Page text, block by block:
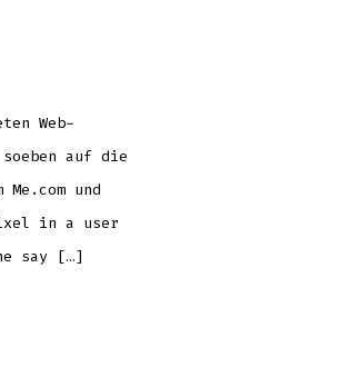
Web-
auf die
und
in a user
say […]